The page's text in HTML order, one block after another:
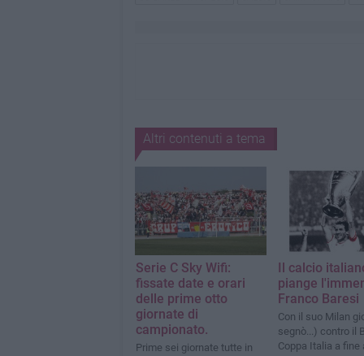
Altri contenuti a tema
Serie C Sky Wifi:
fissate date e orari
delle prime otto
giornate di
campionato.
Prime sei giornate tutte in
Il calcio
piange
Franco Baresi
Con il suo Milan
segnò...) contro il
Coppa Italia a fine